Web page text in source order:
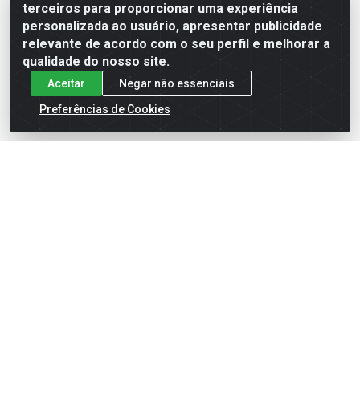
terceiros para proporcionar uma experiência
personalizada ao usuário, apresentar publicidade
relevante de acordo com o seu perfil e melhorar a
qualidade do nosso site.
Aceitar
Negar não essenciais
Preferências de Cookies
Formas de Pagamento